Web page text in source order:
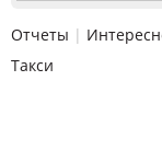
Отчеты |
Такси